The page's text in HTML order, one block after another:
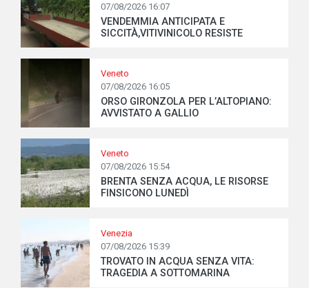
07/08/2026 16:07
VENDEMMIA ANTICIPATA E
SICCITÀ,VITIVINICOLO RESISTE
Veneto
07/08/2026 16:05
ORSO GIRONZOLA PER L’ALTOPIANO:
AVVISTATO A GALLIO
Veneto
07/08/2026 15:54
BRENTA SENZA ACQUA, LE RISORSE
FINSICONO LUNEDÌ
Venezia
07/08/2026 15:39
TROVATO IN ACQUA SENZA VITA:
TRAGEDIA A SOTTOMARINA